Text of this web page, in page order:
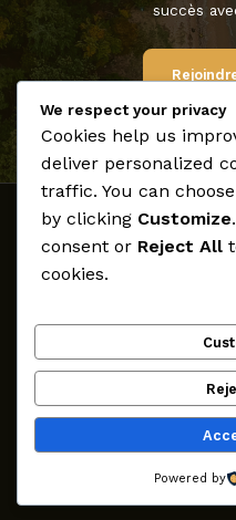
succès
Droits
We respect your privacy
Cookies help us
deliver personalized
traffic. You can
by clicking Customize
consent or Reject All
cookies.
Powered by